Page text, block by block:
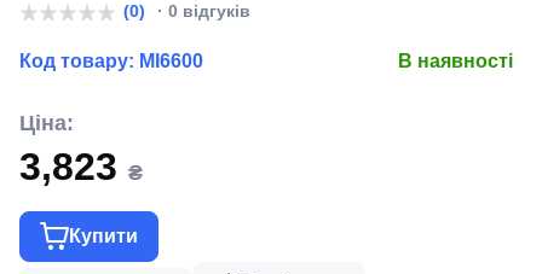
(0) · 0 відгуків
Код товару: MI6600 В наявності
Ціна:
3,823 ₴
Купити